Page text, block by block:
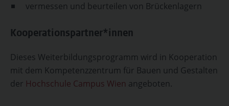
vermessen und beurteilen von Brückenlagern
Kooperationspartner*innen
Dieses Weiterbildungsprogramm wird in Kooperation
mit dem Kompetenzzentrum für Bauen und Gestalten
der Hochschule Campus Wien angeboten.